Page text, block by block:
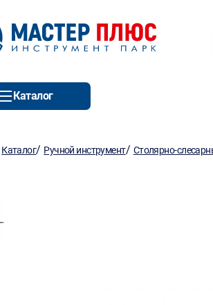
Каталог
Каталог/ Ручной инструмент/ Столярно-